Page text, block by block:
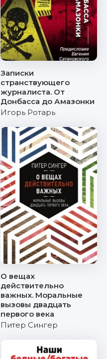
Записки
странствующего
журналиста. От
Донбасса до Амазонки
Игорь Ротарь
О вещах
действительно
важных. Моральные
вызовы двадцать
первого века
Питер Сингер